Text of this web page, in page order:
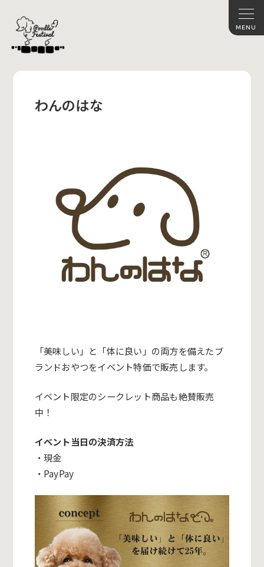
わんのはな
「美味しい」と「体に良い」 の両方を備えたブ
ランドおやつをイベント特価で販売します。
イベント限定のシークレット商品も絶賛販売
中！
イベント当日の決済方法
・現金
・PayPay